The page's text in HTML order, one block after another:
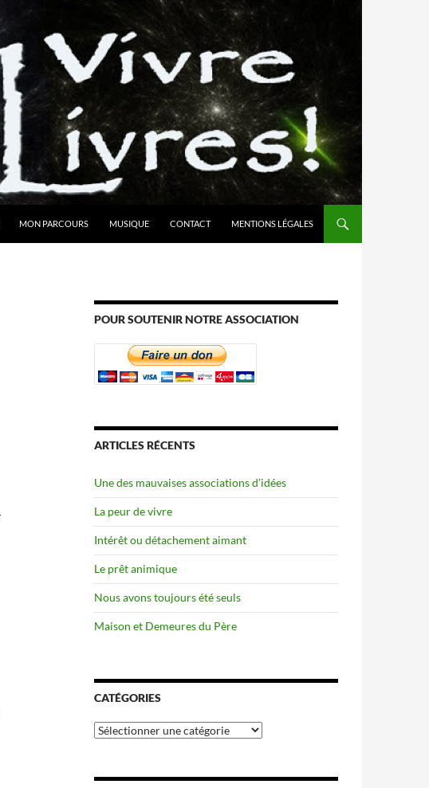
MON PARCOURS MUSIQUE CONTACT MENTIONS LÉGALES
POUR SOUTENIR NOTRE ASSOCIATION
ARTICLES RÉCENTS
Une des mauvaises associations d’idées
La peur de vivre
Intérêt ou détachement aimant
Le prêt animique
Nous avons toujours été seuls
Maison et Demeures du Père
CATÉGORIES
Catégories